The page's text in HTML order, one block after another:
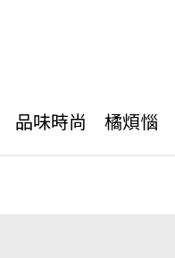
品味時尚 橘煩惱